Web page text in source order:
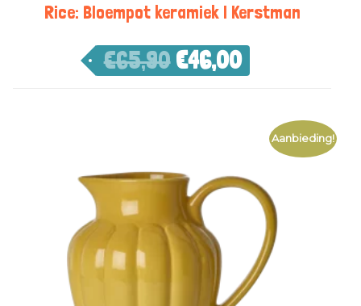
Rice: Bloempot keramiek | Kerstman
€65,90 €46,00
Aanbieding!